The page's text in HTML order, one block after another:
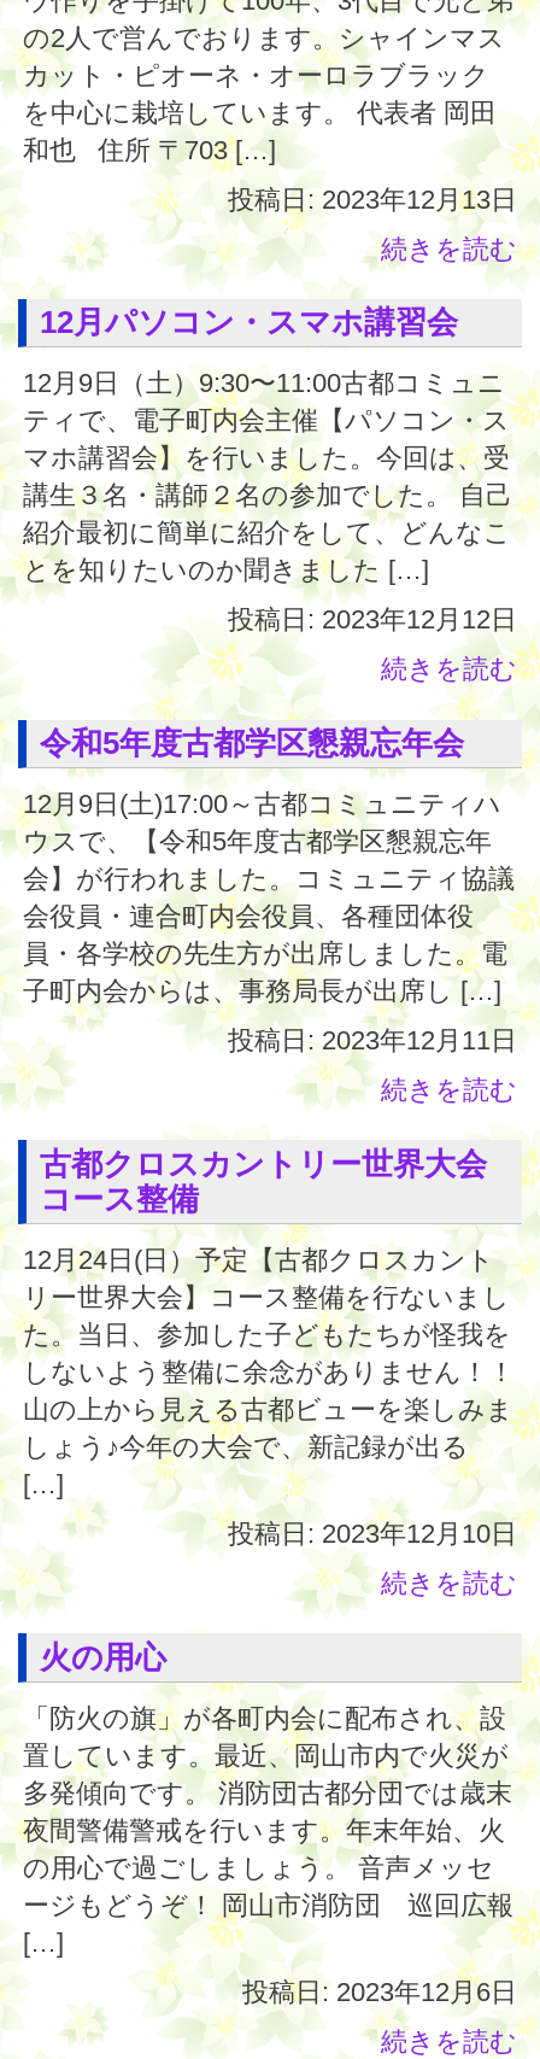
の2人で営んでおります。シャインマス
カット・ピオーネ・オーロラブラック
を中心に栽培しています。 代表者 岡田
和也 住所 〒703 […]
投稿日: 2023年12月13日
続きを読む
12月パソコン・スマホ講習会
12月9日（土）9:30〜11:00古都コミュニ
ティで、電子町内会主催【パソコン・ス
マホ講習会】を行いました。今回は、受
講生３名・講師２名の参加でした。 自己
紹介最初に簡単に紹介をして、どんなこ
とを知りたいのか聞きました […]
投稿日: 2023年12月12日
続きを読む
令和5年度古都学区懇親忘年会
12月9日(土)17:00～古都コミュニティハ
ウスで、【令和5年度古都学区懇親忘年
会】が行われました。コミュニティ協議
会役員・連合町内会役員、各種団体役
員・各学校の先生方が出席しました。電
子町内会からは、事務局長が出席し […]
投稿日: 2023年12月11日
続きを読む
古都クロスカントリー世界大会
コース整備
12月24日(日）予定【古都クロスカント
リー世界大会】コース整備を行ないまし
た。当日、参加した子どもたちが怪我を
しないよう整備に余念がありません！！
山の上から見える古都ビューを楽しみま
しょう♪今年の大会で、新記録が出る
[…]
投稿日: 2023年12月10日
続きを読む
火の用心
「防火の旗」が各町内会に配布され、設
置しています。最近、岡山市内で火災が
多発傾向です。 消防団古都分団では歳末
夜間警備警戒を行います。年末年始、火
の用心で過ごしましょう。 音声メッセ
ージもどうぞ！ 岡山市消防団 巡回広報
[…]
投稿日: 2023年12月6日
続きを読む